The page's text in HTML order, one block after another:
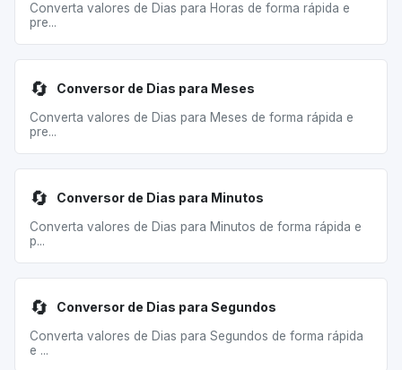
Converta valores de Dias para Horas de forma rápida e
pre...
🔄 Conversor de Dias para Meses
Converta valores de Dias para Meses de forma rápida e
pre...
🔄 Conversor de Dias para Minutos
Converta valores de Dias para Minutos de forma rápida e
p...
🔄 Conversor de Dias para Segundos
Converta valores de Dias para Segundos de forma rápida
e ...